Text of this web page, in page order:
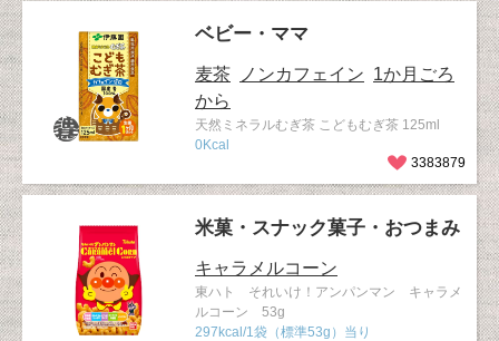
ベビー・ママ
麦茶 ノンカフェイン 1か月ごろ
から
天然ミネラルむぎ茶 こどもむぎ茶 125ml
0Kcal
3383879
米菓・スナック菓子・おつまみ
キャラメルコーン
東ハト それいけ！アンパンマン キャラメ
ルコーン 53g
297kcal/1袋（標準53g）当り